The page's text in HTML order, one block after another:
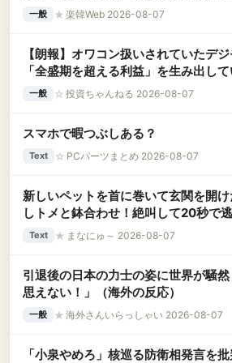
泰!!」……まあ、うん。国外からどう認
一般 ★ 楽韓Web 2026-08-07
【朗報】オワコン扱いされていたデ
「全盛期を超える利益」を生み出し
一般 ☆ 投資ちゃんねる 2026-08-07
スマホで暇つぶしある？
Text ☆ PCパーツまとめ 2026-08-07
新しいペットを首に巻いて玄関を開
しトメと鉢合わせ！絶叫して20秒で
ないと二度と行ってあげない！」←も
Text ★ まなにゅ～ 2026-08-07
引退後の日本の力士の姿に世界が騒
思えない！」（海外の反応）
一般 ★ 海外さんいらっしゃい 2026-08-07
「小泉やめろ」核巡る防衛相発言を